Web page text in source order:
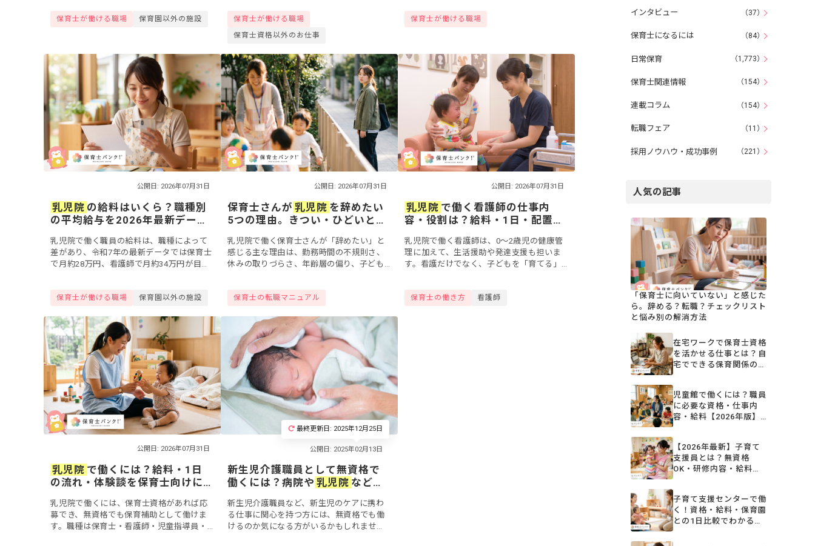
は...
保育士が働ける職場 保育園以外の施設
る方もいるで...
保育士が働ける職場
保育士資格以外のお仕事
て年...
保育士が働ける職場
公開日: 2026年07月31日
乳児院 の給料はいくら？職種別
の平均給与を2026年最新データ
乳児院で働く職員の給料は、職種によって
差があり、令和7年の最新データでは保育士
で月約28万円、看護師で月約34万円が目安
の...
保育士が働ける職場 保育園以外の施設
公開日: 2026年07月31日
保育士さんが 乳児院 を辞めたい
5つの理由。きつい・ひどいと感
方
乳児院で働く保育士さんが「辞めたい」と
感じる主な理由は、勤務時間の不規則さ、
休みの取りづらさ、年齢層の偏り、子ども
はの難し...
保育士の転職マニュアル
公開日: 2026年07月31日
乳児院 で働く看護師の仕事内
容・役割は？給料・1日・配置基
乳児院で働く看護師は、0〜2歳児の健康管
理に加えて、生活援助や発達支援も担いま
す。看護だけでなく、子どもを「育てる」
割・1日の...
保育士の働き方 看護師
公開日: 2026年07月31日
乳児院 で働くには？給料・1日
の流れ・体験談を保育士向けに
乳児院で働くには、保育士資格があれば応
募でき、無資格でも保育補助として働けま
す。職種は保育士・看護師・児童指導員・
最終更新日: 2025年12月25日
新生児介護職員として無資格で
働くには？病院や 乳児院 などで
新生児介護職員など、新生児のケアに携わ
る仕事に関心を持つ方には、無資格でも働
けるのか気になる方がいるかもしれませ
インタビュー （37）
保育士になるには （84）
日常保育 （1,773）
保育士関連情報 （154）
連載コラム （154）
転職フェア （11）
採用ノウハウ・成功事例 （221）
人気の記事
「保育士に向いていない」と感じた
ら。辞める？転職？チェックリスト
と悩み別の解消方法
在宅ワークで保育士資格
を活かせる仕事とは？自
宅でできる保育関係の仕
児童館で働くには？職員
に必要な資格・仕事内
容・給料【2026年版】
【2026年最新】子育て
支援員とは？無資格
OK・研修内容・給料・
子育て支援センターで働
く！資格・給料・保育園
との1日比較でわかる仕